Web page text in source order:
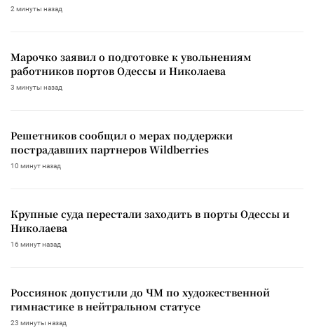
2 минуты назад
Марочко заявил о подготовке к увольнениям
работников портов Одессы и Николаева
3 минуты назад
Решетников сообщил о мерах поддержки
пострадавших партнеров Wildberries
10 минут назад
Крупные суда перестали заходить в порты Одессы и
Николаева
16 минут назад
Россиянок допустили до ЧМ по художественной
гимнастике в нейтральном статусе
23 минуты назад